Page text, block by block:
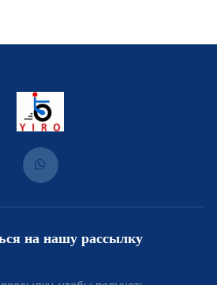
на нашу рассылку